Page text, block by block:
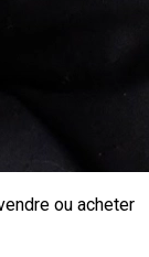
ou acheter